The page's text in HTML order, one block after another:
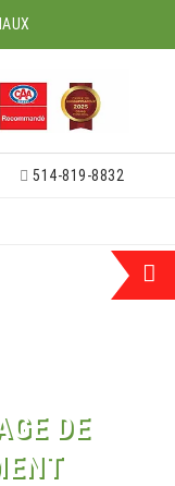
514-819-8832
DE